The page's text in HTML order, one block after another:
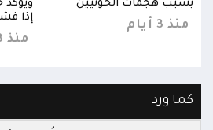
بسبب هجمات الحوثيين
منذ 3 أيام
إذا
منذ 3 أيام
كما ورد